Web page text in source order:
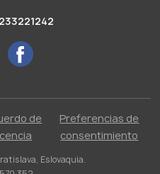
de
Preferencias de
consentimiento
Eslovaquia.